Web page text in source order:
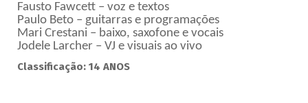
Fausto Fawcett – voz e textos
Paulo Beto – guitarras e programações
Mari Crestani – baixo, saxofone e vocais
Jodele Larcher – VJ e visuais ao vivo
Classificação: 14 ANOS